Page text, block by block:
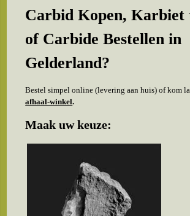
Carbid Kopen,Karbiet
of Carbide Bestellen in
Gelderland?
Bestel simpel online (levering aan huis) of kom
afhaal-winkel.
Maak uw keuze: